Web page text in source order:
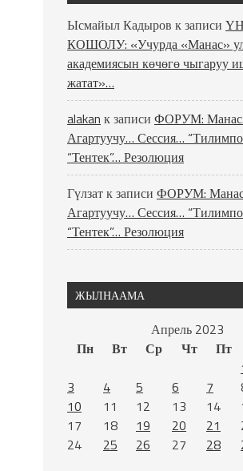
Ысмайыл Кадыров к записи ҮН
КОШОЛУ: «Учурда «Манас»
академиясын көчөгө чыгаруу
жатат»…
alakan к записи ФОРУМ:
Агартуучу… Сессия…
“Тентек”… Резолюция
Гүлзатк записи ФОРУМ:
Агартуучу… Сессия…
“Тентек”… Резолюция
ЖЫЛНААМА
Апрель 2023
Пн
Вт Ср Чт Пт
3
4 5 6 7
10
11 12 13 14
17
18 19 20 21
24
25 26 27 28